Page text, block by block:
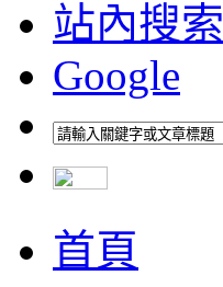
站內搜索
Google
首頁